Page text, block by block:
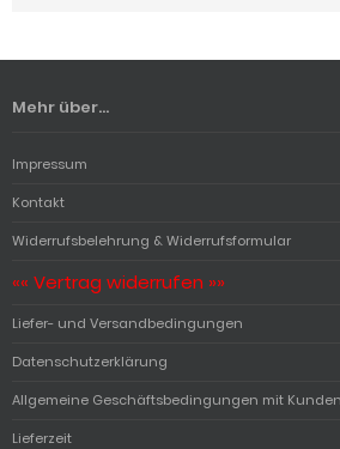
Mehr über...
Impressum
Kontakt
Widerrufsbelehrung & Widerrufsformular
«« Vertrag widerrufen »»
Liefer- und Versandbedingungen
Datenschutzerklärung
Allgemeine Geschäftsbedingungen mit
Lieferzeit